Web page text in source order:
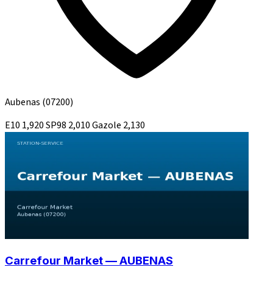
Aubenas (07200)
E10 1,920SP98 2,010Gazole 2,130
Carrefour Market — AUBENAS